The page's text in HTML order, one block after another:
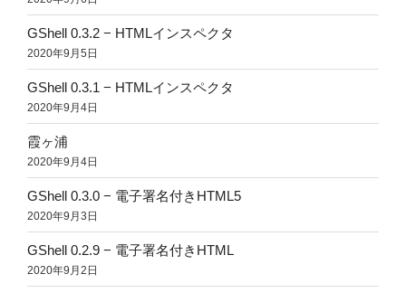
GShell 0.3.2 − HTMLインスペクタ
2020年9月5日
GShell 0.3.1 − HTMLインスペクタ
2020年9月4日
霞ヶ浦
2020年9月4日
GShell 0.3.0 − 電子署名付きHTML5
2020年9月3日
GShell 0.2.9 − 電子署名付きHTML
2020年9月2日